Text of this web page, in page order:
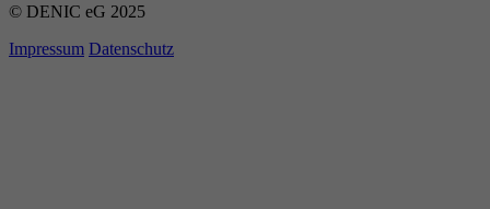
© DENIC eG 2025
Impressum Datenschutz